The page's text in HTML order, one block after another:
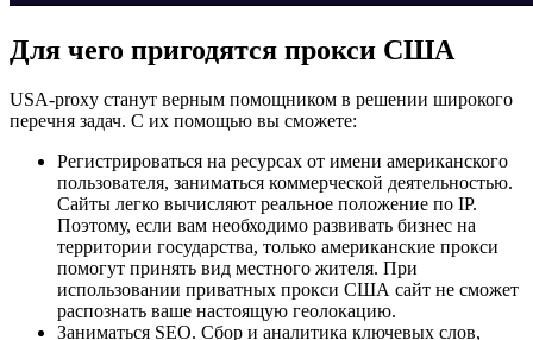
Для чего пригодятся прокси США
USA-proxy станут верным помощником в решении широкого
перечня задач. С их помощью вы сможете:
Регистрироваться на ресурсах от имени американского
пользователя, заниматься коммерческой деятельностью.
Сайты легко вычисляют реальное положение по IP.
Поэтому, если вам необходимо развивать бизнес на
территории государства, только американские прокси
помогут принять вид местного жителя. При
использовании приватных прокси США сайт не сможет
распознать ваше настоящую геолокацию.
Заниматься SEO. Сбор и аналитика ключевых слов,